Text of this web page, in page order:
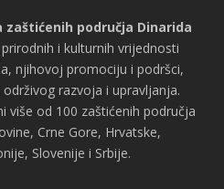
zaštićenih područja Dinarida
i kulturnih vrijednosti
njihovoj promociju i podršci,
razvoja i upravljanja.
više od 100 zaštićenih područja
Crne Gore, Hrvatske,
Slovenije i Srbije.